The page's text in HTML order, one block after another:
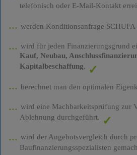
telefonisch oder E-Mail-Kontakt
werden Konditionsanfrage
wird für jeden Finanzierungsgrund
Kauf, Neubau,
Kapitalbeschaffung.
berechnet man den optimalen
wird eine Machbarkeitsprüfung zur
Ablehnung durchgeführt.
wird der Angebotsvergleich durch
Baufinanzierungsspezialisten